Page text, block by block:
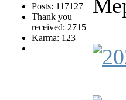
Posts: 117127
Thank you
received: 2715
Karma: 123